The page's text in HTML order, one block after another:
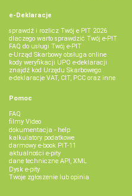
e-Deklaracje
sprawdź i rozlicz Twój e PIT 2026
dlaczego warto sprawdzić Twój e-PIT
FAQ do usługi Twój e-PIT
e-Urząd Skarbowy obsługa online
kody weryfikacji UPO e-deklaracji
znajdź kod Urzędu Skarbowego
e-deklaracje VAT, CIT, PCC oraz inne
Pomoc
FAQ
filmy Video
dokumentacja - help
kalkulatory podatkowe
darmowy e-book PIT-11
aktualności e-pity
dane techniczne API, XML
Dysk e-pity
Twoje zgłoszenie lub opinia